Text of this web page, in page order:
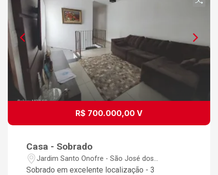
R$ 700.000,00 V
Casa - Sobrado
Jardim Santo Onofre - São José dos
Campos/SP
Sobrado em excelente localização - 3